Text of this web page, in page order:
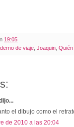
19:05
de viaje Joaquin Quién
el dibujo como el
de 2010 a las 20:04